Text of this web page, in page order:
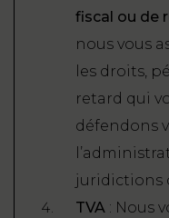
fiscal ou de
nous vous
les droits,
retard qui
défendons
juridictions
TVA : Nous